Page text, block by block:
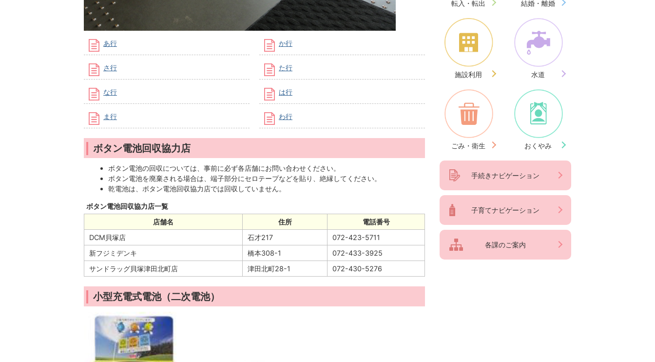
あ行 か行
さ行 た行
な行 は行
ま行 わ行
ボタン電池回収協力店
ボタン電池の回収については、事前に必ず各店舗にお問い合わせください。
ボタン電池を廃棄される場合は、端子部分にセロテープなどを貼り、絶縁してください。
乾電池は、ボタン電池回収協力店では回収していません。
ボタン電池回収協力店一覧
店舗名
住所
電話番号
DCM貝塚店
石才217
072-423-5711
新フジミデンキ
橋本308-1
072-433-3925
サンドラッグ貝塚津田北町店
津田北町28-1 072-430-5276
小型充電式電池（二次電池）
転入・転出 結婚・離婚
施設利用 水道
ごみ・衛生 おくやみ
手続きナビゲーション
子育てナビゲーション
各課のご案内